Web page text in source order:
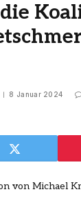
8 Januar 2024